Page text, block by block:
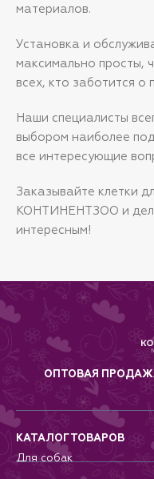
материалов.
Установка и
максимально просты,
всех, кто заботится о
Наши специалисты
выбором наиболее
все интересующие
Заказывайте клетки
КОНТИНЕНТЗОО и
интересным!
ОПТОВАЯ
КАТАЛОГ ТОВАРОВ
Для собак
Для кошек